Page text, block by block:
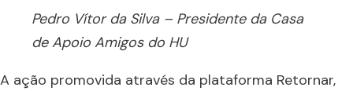
Pedro Vítor da Silva – Presidente da Casa
de Apoio Amigos do HU
A ação promovida através da plataforma Retornar,